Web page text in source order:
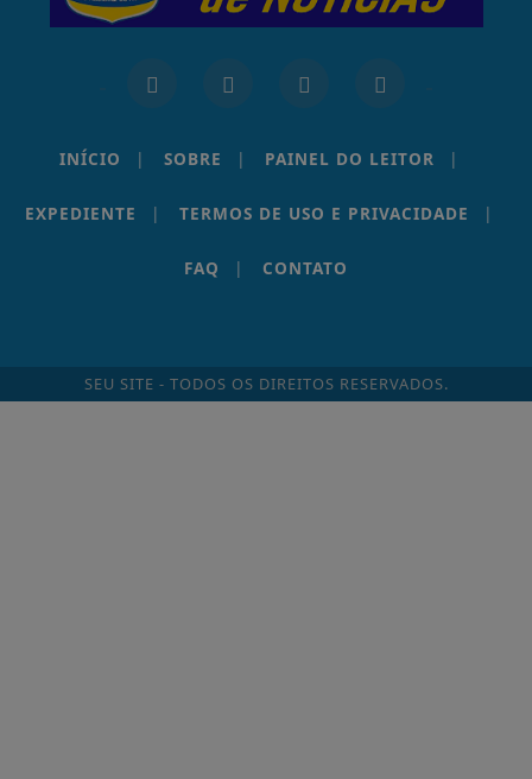
INÍCIO | SOBRE | PAINEL DO LEITOR |
EXPEDIENTE | TERMOS DE USO E PRIVACIDADE |
FAQ | CONTATO
SEU SITE - TODOS OS DIREITOS RESERVADOS.